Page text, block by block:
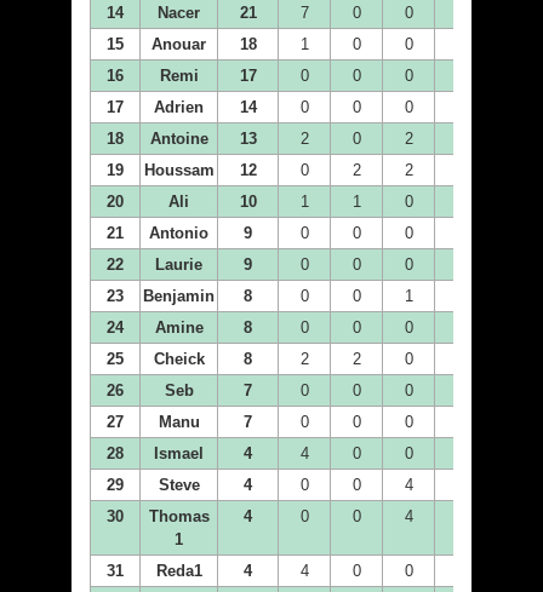
14
Nacer 21 7 0 0
15
Anouar 18 1 0 0
16
Remi 17 0 0 0
17
Adrien 14 0 0 0
18
Antoine 13 2 0 2
19
Houssam 12 0 2 2
20
Ali 10 1 1 0
21
Antonio 9 0 0 0
22
Laurie 9 0 0 0
23
Benjamin 8 0 0 1
24
Amine 8 0 0 0
25
Cheick 8 2 2 0
26
Seb 7 0 0 0
27
Manu 7 0 0 0
28
Ismael 4 4 0 0
29
Steve 4 0 0 4
30
Thomas
1
4 0 0 4
31 Reda1 4 4 0 0